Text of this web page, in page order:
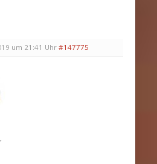
um 21:41 Uhr #147775